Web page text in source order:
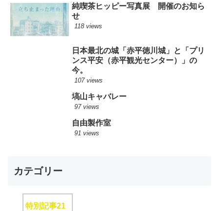
純喫茶ヒッピー写真展 開催のお知ら
せ
118 views
日本最北の城「赤平徳川城」と「プリ
ンス平安（赤平観光センター）」の
今。
107 views
塙山キャバレー
97 views
自由製作室
91 views
カテゴリー
特別記事21